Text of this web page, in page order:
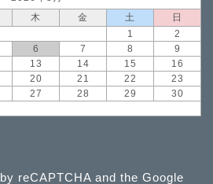
木 金 土
日
1
2
6 7 8
9
13 14 15
16
20 21 22
23
27 28 29
30
reCAPTCHA and the Google